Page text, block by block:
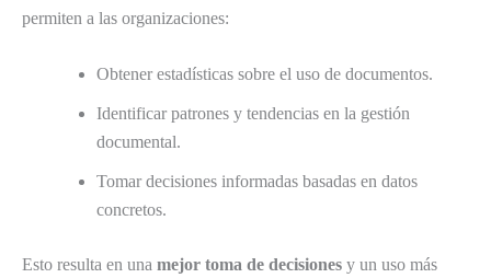
permiten a las organizaciones:
Obtener estadísticas sobre el uso de documentos.
Identificar patrones y tendencias en la gestión
documental.
Tomar decisiones informadas basadas en datos
concretos.
Esto resulta en una mejor toma de decisiones y un uso más